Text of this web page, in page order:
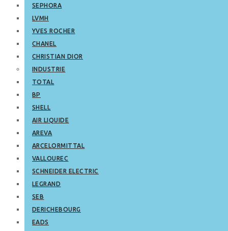
SEPHORA
LVMH
YVES ROCHER
CHANEL
CHRISTIAN DIOR
INDUSTRIE
TOTAL
BP
SHELL
AIR LIQUIDE
AREVA
ARCELORMITTAL
VALLOUREC
SCHNEIDER ELECTRIC
LEGRAND
SEB
DERICHEBOURG
EADS